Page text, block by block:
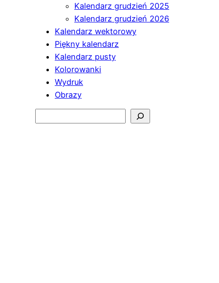
Kalendarz grudzień 2025
Kalendarz grudzień 2026
Kalendarz wektorowy
Piękny kalendarz
Kalendarz pusty
Kolorowanki
Wydruk
Obrazy